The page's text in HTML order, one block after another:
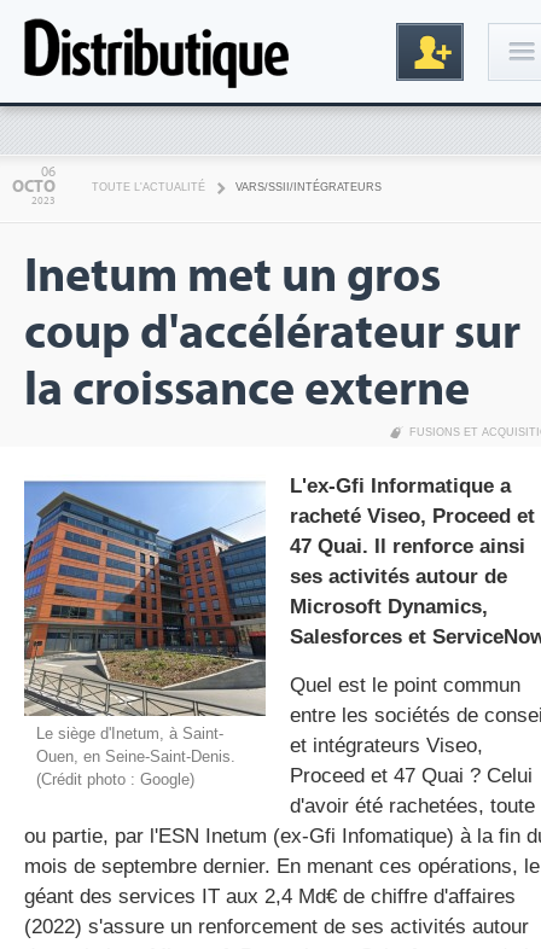
Inscription
gratuite
06
OCTO
2023
TOUTE L'ACTUALITÉ VARS/SSII/INTÉGRATEURS
Inetum met un gros
coup d'accélérateur sur
la croissance externe
FUSIONS ET
Le siège d'Inetum, à Saint-
Ouen, en Seine-Saint-Denis.
(Crédit photo : Google)
L'ex-Gfi Informatique a
racheté Viseo, Proceed et
47 Quai. Il renforce ainsi
ses activités autour de
Microsoft Dynamics,
Salesforces et
Quel est le point commun
entre les sociétés de
et intégrateurs Viseo,
Proceed et 47 Quai ? Celui
d'avoir été rachetées, toute
ou partie, par l'ESN Inetum (ex-Gfi Infomatique) à la fin
mois de septembre dernier. En menant ces opérations, le
géant des services IT aux 2,4 Md€ de chiffre d'affaires
(2022) s'assure un renforcement de ses activités autour